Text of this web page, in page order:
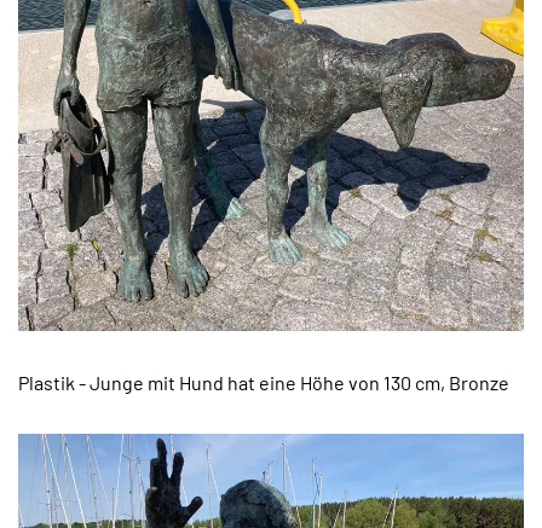
Plastik - Junge mit Hund hat eine Höhe von 130 cm, Bronze